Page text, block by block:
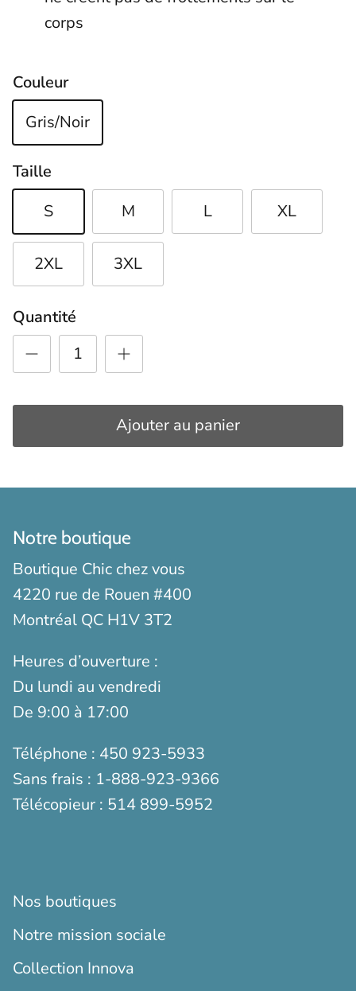
corps
Couleur
Gris/Noir
Taille
S
M L XL
2XL 3XL
Quantité
Ajouter au panier
Notre boutique
Boutique Chic chez vous
4220 rue de Rouen #400
Montréal QC H1V 3T2
Heures d’ouverture :
Du lundi au vendredi
De 9:00 à 17:00
Téléphone : 450 923-5933
Sans frais : 1-888-923-9366
Télécopieur : 514 899-5952
Nos boutiques
Notre mission sociale
Collection Innova